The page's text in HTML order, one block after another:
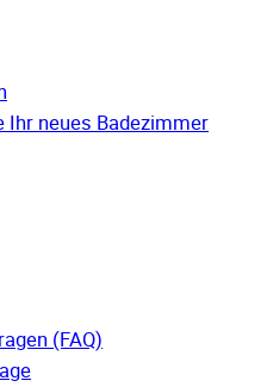
Ihr neues Badezimmer
(FAQ)